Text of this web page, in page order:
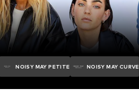
NOISY MAY PETITE NOISY MAY CURVE